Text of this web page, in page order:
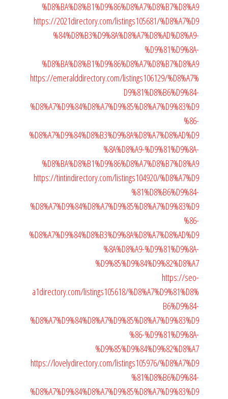
%D8%BA%D8%B1%D9%86%D8%A7%D8%B7%D8%A9
https://2021directory.com/listings105681/%D8%A7%D9
%84%D8%B3%D9%8A%D8%A7%D8%AD%D8%A9-
%D9%81%D9%8A-
%D8%BA%D8%B1%D9%86%D8%A7%D8%B7%D8%A9
https://emeralddirectory.com/listings106129/%D8%A7%
D9%81%D8%B6%D9%84-
%D8%A7%D9%84%D8%A7%D9%85%D8%A7%D9%83%D9
%86-
%D8%A7%D9%84%D8%B3%D9%8A%D8%A7%D8%AD%D9
%8A%D8%A9-%D9%81%D9%8A-
%D8%BA%D8%B1%D9%86%D8%A7%D8%B7%D8%A9
https://tintindirectory.com/listings104920/%D8%A7%D9
%81%D8%B6%D9%84-
%D8%A7%D9%84%D8%A7%D9%85%D8%A7%D9%83%D9
%86-
%D8%A7%D9%84%D8%B3%D9%8A%D8%A7%D8%AD%D9
%8A%D8%A9-%D9%81%D9%8A-
%D9%85%D9%84%D9%82%D8%A7
https://seo-
a1directory.com/listings105618/%D8%A7%D9%81%D8%
B6%D9%84-
%D8%A7%D9%84%D8%A7%D9%85%D8%A7%D9%83%D9
%86-%D9%81%D9%8A-
%D9%85%D9%84%D9%82%D8%A7
https://lovelydirectory.com/listings105976/%D8%A7%D9
%81%D8%B6%D9%84-
%D8%A7%D9%84%D8%A7%D9%85%D8%A7%D9%83%D9